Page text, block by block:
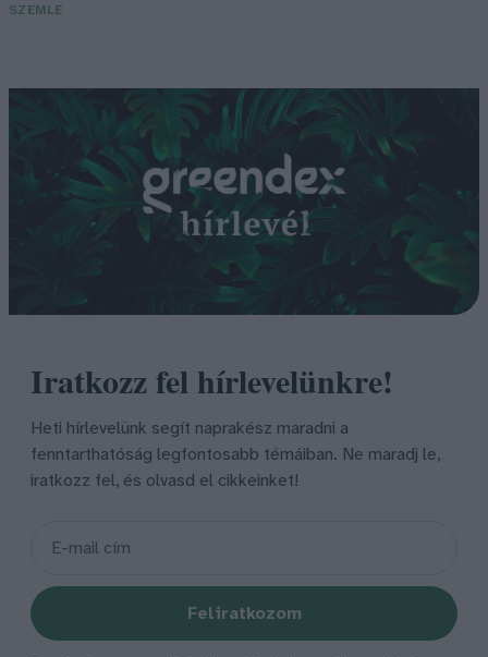
SZEMLE
Iratkozz fel hírlevelünkre!
Heti hírlevelünk segít naprakész maradni a
fenntarthatóság legfontosabb témáiban. Ne maradj le,
iratkozz fel, és olvasd el cikkeinket!
Feliratkozom